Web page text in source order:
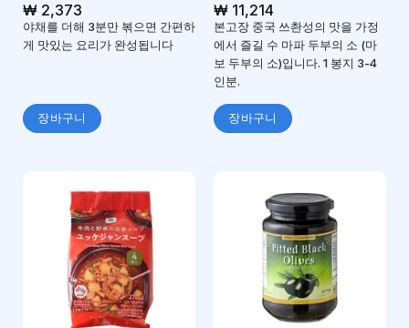
₩2,373
야채를 더해 3분만 볶으면 간편하
게 맛있는 요리가 완성됩니다
장바구니
₩11,214
본고장 중국 쓰촨성의 맛을 가정
에서 즐길 수 마파 두부의 소 (마
보 두부의 소)입니다. 1 봉지 3-4
인분.
장바구니